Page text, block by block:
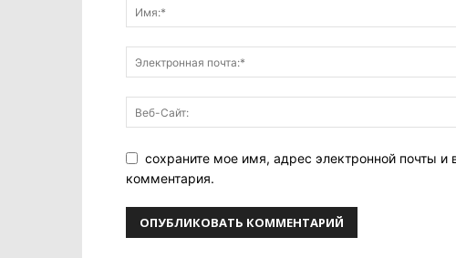
сохраните мое имя, адрес электронной почты
комментария.